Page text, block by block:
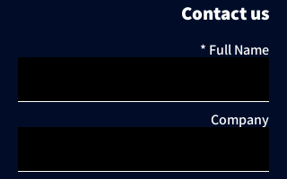
Contact us
Full Name
Company